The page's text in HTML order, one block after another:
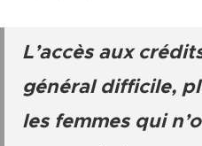
L’accès aux
général difficile,
les femmes qui